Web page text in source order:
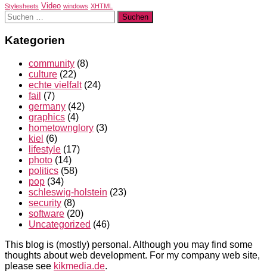
Stylesheets Video windows XHTML
Suchen
nach:
Kategorien
community (8)
culture (22)
echte vielfalt(24)
fail (7)
germany (42)
graphics (4)
hometownglory (3)
kiel (6)
lifestyle (17)
photo (14)
politics (58)
pop (34)
schleswig-holstein (23)
security (8)
software (20)
Uncategorized (46)
This blog is (mostly) personal. Although you may find some
thoughts about web development. For my company web site,
please see kikmedia.de.